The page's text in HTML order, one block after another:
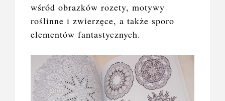
wśród obrazków rozety, motywy
roślinne i zwierzęce, a także sporo
elementów fantastycznych.